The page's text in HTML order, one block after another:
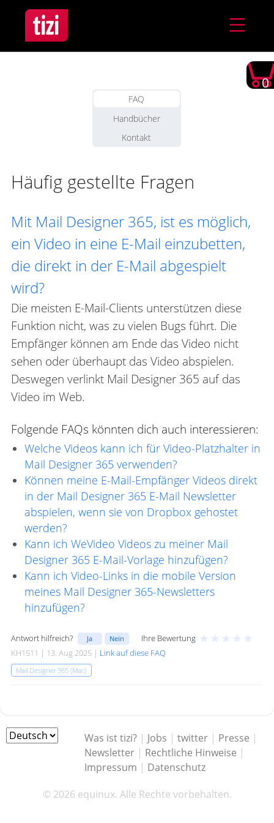
0
FAQ
Handbücher
Kontakt
Häufig gestellte Fragen
Mit Mail Designer 365, ist es möglich,
ein Video in eine E-Mail einzubetten,
die direkt in der E-Mail abgespielt
wird?
Die meisten E-Mail-Clients unterstützen diese
Funktion nicht, was zu vielen Bugs führt. Die
Empfänger können am Ende das Video nicht
sehen oder überhaupt das Video abspielen.
Deswegen verlinkt Mail Designer 365 auf das
Video im Web.
Folgende FAQs könnten dich auch interessieren:
Welche Videos kann ich für Video-Platzhalter in
Mail Designer 365 verwenden?
Können meine E-Mail-Empfänger Videos direkt
in der Mail Designer 365 E-Mail Newsletter
abspielen, wenn sie von Dropbox gehostet
werden?
Kann ich WeVideo Videos zu meiner Mail
Designer 365 E-Mail-Vorlage hinzufügen?
Kann ich Video-Links in die mobile Version
meines Mail Designer 365-Newsletters
hinzufügen?
Antwort hilfreich? Ja Nein Ihre Bewertung ★ ★ ★ ★ ★
KH1511 | 13. Aug 2025 | Link auf diese FAQ
Mail Designer 365 (Mac)
Was ist tizi? | Jobs |twitter | Presse |
Newsletter | Rechtliche Hinweise |
Impressum | Datenschutz
© 2026 equinux. Alle Rechte vorbehalten.